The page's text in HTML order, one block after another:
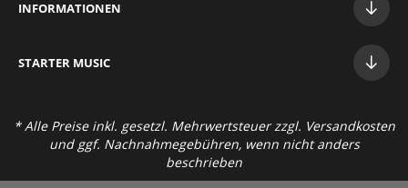
INFORMATIONEN
STARTER MUSIC
* Alle Preise inkl. gesetzl. Mehrwertsteuer zzgl. Versandkosten
und ggf. Nachnahmegebühren, wenn nicht anders
beschrieben